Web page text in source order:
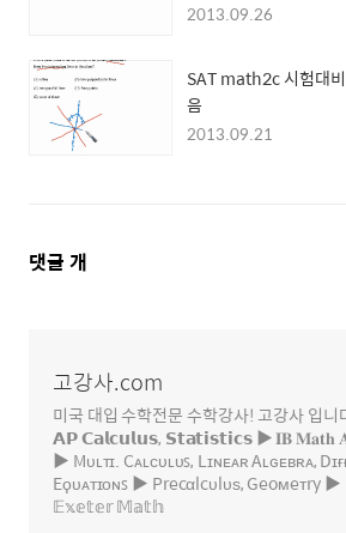
2013.09.26
SAT math2c 시험대
음
2013.09.21
댓
댓글 개
고강사.com
미국 대입 수학전문 수학강사! 고강사 입
𝗔𝗣 𝗖𝗮𝗹𝗰𝘂𝗹𝘂𝘀, 𝗦𝘁𝗮𝘁𝗶𝘀𝘁𝗶𝗰𝘀 ▶ 𝐈𝐁 𝐌𝐚𝐭𝐡
▶ Mᴜʟᴛɪ. Cᴀʟᴄᴜʟᴜꜱ, Lɪɴᴇᴀʀ Aʟɢᴇʙʀᴀ,
Eϙᴜᴀᴛɪᴏɴꜱ ▶ Precαlcυlυѕ, Geoмeтry ▶
𝔼𝕩𝕖𝕥𝕖𝕣 𝕄𝕒𝕥𝕙